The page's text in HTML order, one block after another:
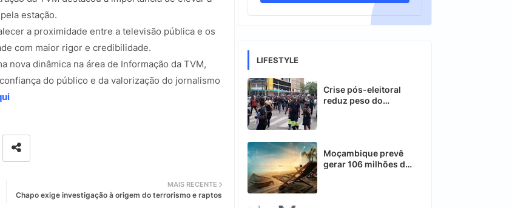
estação.
a proximidade entre a televisão pública e os
com maior rigor e credibilidade.
nova dinâmica na área de Informação da TVM,
do público e da valorização do jornalismo
MAIS RECENTE
Chapo exige investigação à origem do terrorismo e raptos
LIFESTYLE
Crise pós-eleitoral
reduz peso do
Moçambique prevê
gerar 106 milhões de